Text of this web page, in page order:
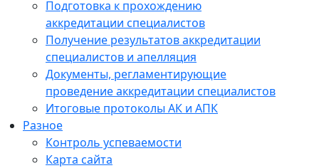
Подготовка к прохождению
аккредитации специалистов
Получение результатов аккредитации
специалистов и апелляция
Документы, регламентирующие
проведение аккредитации специалистов
Итоговые протоколы АК и АПК
Разное
Контроль успеваемости
Карта сайта